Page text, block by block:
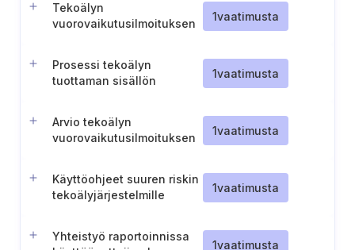
Tekoälyn
vuorovaikutusilmoituksen
1vaatimusta
Prosessi tekoälyn
tuottaman sisällön
1vaatimusta
Arvio tekoälyn
vuorovaikutusilmoituksen
1vaatimusta
Käyttöohjeet suuren riskin
tekoälyjärjestelmille
1vaatimusta
Yhteistyö raportoinnissa
1vaatimusta